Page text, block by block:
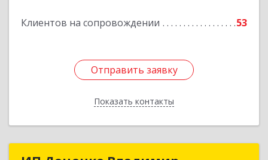
Клиентов на сопровождении 53
Отправить заявку
Показать контакты
Отправить заявку
Назад